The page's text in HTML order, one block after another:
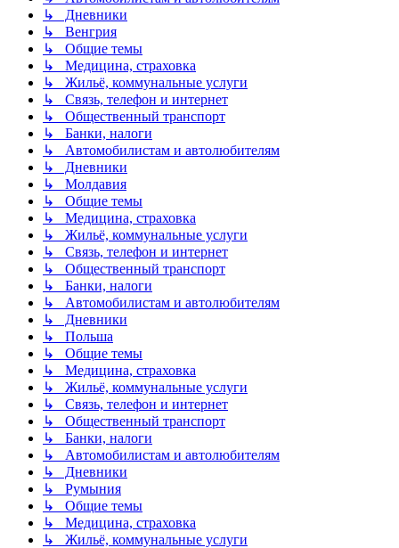
↳ Дневники
↳ Венгрия
↳ Общие темы
↳ Медицина, страховка
↳ Жильё, коммунальные услуги
↳ Связь, телефон и интернет
↳ Общественный транспорт
↳ Банки, налоги
↳ Автомобилистам и автолюбителям
↳ Дневники
↳ Молдавия
↳ Общие темы
↳ Медицина, страховка
↳ Жильё, коммунальные услуги
↳ Связь, телефон и интернет
↳ Общественный транспорт
↳ Банки, налоги
↳ Автомобилистам и автолюбителям
↳ Дневники
↳ Польша
↳ Общие темы
↳ Медицина, страховка
↳ Жильё, коммунальные услуги
↳ Связь, телефон и интернет
↳ Общественный транспорт
↳ Банки, налоги
↳ Автомобилистам и автолюбителям
↳ Дневники
↳ Румыния
↳ Общие темы
↳ Медицина, страховка
↳ Жильё, коммунальные услуги